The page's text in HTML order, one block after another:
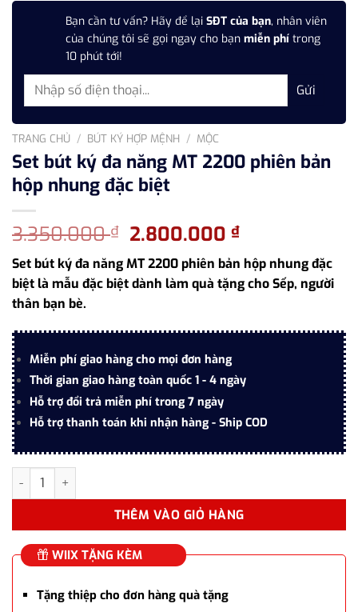
Bạn cần tư vấn? Hãy để lại SĐT của bạn, nhân viên
của chúng tôi sẽ gọi ngay cho bạn miễn phí trong
10 phút tới!
TRANG CHỦ / BÚT KÝ HỢP MỆNH / MỘC
Set bút ký đa năng MT 2200 phiên bản
hộp nhung đặc biệt
3.350.000₫ Giá
gốc
là:
3.350.000 ₫.
2.800.000₫Giá
hiện
tại
là:
Set bút ký đa năng MT 2200 phiên bản hộp nhung đặc
biệt là mẫu đặc biệt dành làm quà tặng cho Sếp, người
thân bạn bè.
Miễn phí giao hàng cho mọi đơn hàng
Thời gian giao hàng toàn quốc 1 - 4 ngày
Hỗ trợ đổi trả miễn phí trong 7 ngày
Hỗ trợ thanh toán khi nhận hàng - Ship COD
Set bút ký đa năng MT 2200 phiên bản hộp nhung đặc biệt số
THÊM VÀO GIỎ HÀNG
WIIX TẶNG KÈM
Tặng thiệp cho đơn hàng quà tặng